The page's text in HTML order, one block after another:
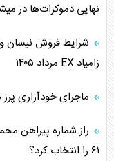
نهایی دموکرات‌ها در
شرایط فروش نیسان
زامیاد EX مرداد ۱۴۰۵
ماجرای خودآزاری
راز شماره پیراهن
۶۱ را انتخاب کرد؟